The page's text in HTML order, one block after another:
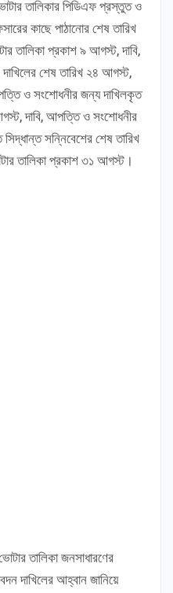
তালিকার পিডিএফ প্রস্তুত ও
কাছে পাঠানোর শেষ তারিখ
তালিকা প্রকাশ ৯ আগস্ট, দাবি,
শেষ তারিখ ২৪ আগস্ট,
ও সংশোধনীর জন্য দাখিলকৃত
দাবি, আপত্তি ও সংশোধনীর
সন্নিবেশের শেষ তারিখ
তালিকা প্রকাশ ৩১ আগস্ট।
তালিকা জনসাধারণের
দাখিলের আহ্বান জানিয়ে